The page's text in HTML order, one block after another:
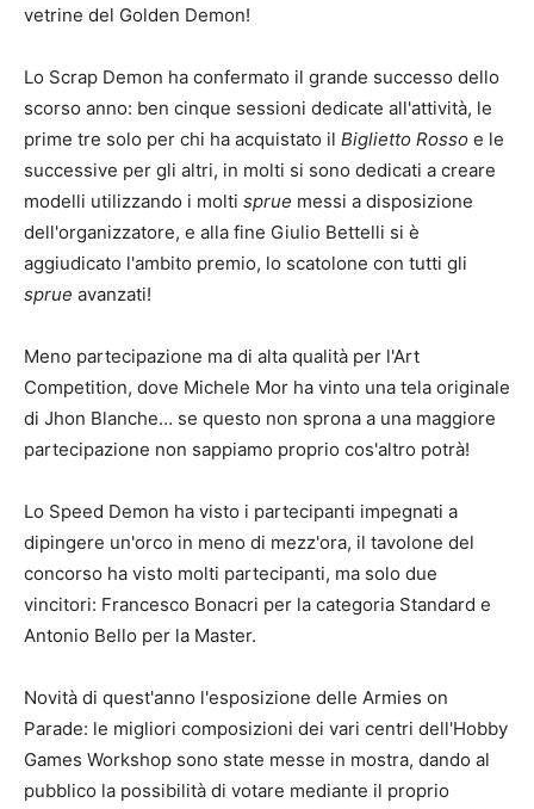
vetrine del Golden Demon!
Lo Scrap Demon ha confermato il grande successo dello
scorso anno: ben cinque sessioni dedicate all'attività, le
prime tre solo per chi ha acquistato il Biglietto Rosso e le
successive per gli altri, in molti si sono dedicati a creare
modelli utilizzando i molti sprue messi a disposizione
dell'organizzatore, e alla fine Giulio Bettelli si è
aggiudicato l'ambito premio, lo scatolone con tutti gli
sprue avanzati!
Meno partecipazione ma di alta qualità per l'Art
Competition, dove Michele Mor ha vinto una tela originale
di Jhon Blanche… se questo non sprona a una maggiore
partecipazione non sappiamo proprio cos'altro potrà!
Lo Speed Demon ha visto i partecipanti impegnati a
dipingere un'orco in meno di mezz'ora, il tavolone del
concorso ha visto molti partecipanti, ma solo due
vincitori: Francesco Bonacri per la categoria Standard e
Antonio Bello per la Master.
Novità di quest'anno l'esposizione delle Armies on
Parade: le migliori composizioni dei vari centri dell'Hobby
Games Workshop sono state messe in mostra, dando al
pubblico la possibilità di votare mediante il proprio